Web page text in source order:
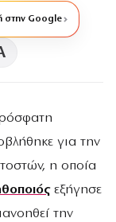
στην Google
για την
η οποία
εξήγησε
την